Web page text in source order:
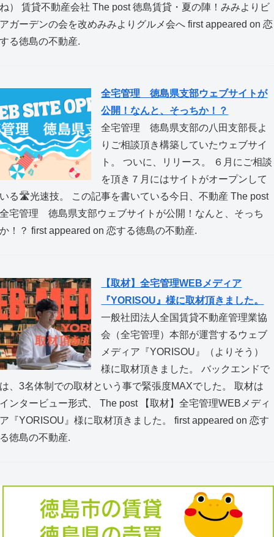
ね） 賃貸不動産会社 The post 徳島賃貸・夏の陣！みみよりビ
アガーデンの会を改めみみよりグルメ会へ first appeared on 恋
する徳島の不動産.
全宅管理 徳島県支部ウェブサイトが
公開！なんと、そっちか！？
全宅管理 徳島県支部の八田支部長よ
りご相談頂き構築していたウェブサイ
ト。 ついに、リリース。 ６月にご相談
を頂き７月にはサイトがオープンして
いる🛣️光速技。 この記事を書いている今日、不動産 The post
全宅管理 徳島県支部ウェブサイトが公開！なんと、そっち
か！？ first appeared on 恋する徳島の不動産.
【取材】全宅管理WEBメディア
『YORISOU』様に取材頂きました。
一般社団法人全国賃貸不動産管理業協
会（全宅管理）本部が運営するウェブ
メディア『YORISOU』（よりそう）
様に取材頂きました。 バックエンドで
は、3名体制での取材という事で緊張度MAXでした。 取材は
インタービュー形式、 The post 【取材】全宅管理WEBメディ
ア『YORISOU』様に取材頂きました。 first appeared on 恋す
る徳島の不動産.